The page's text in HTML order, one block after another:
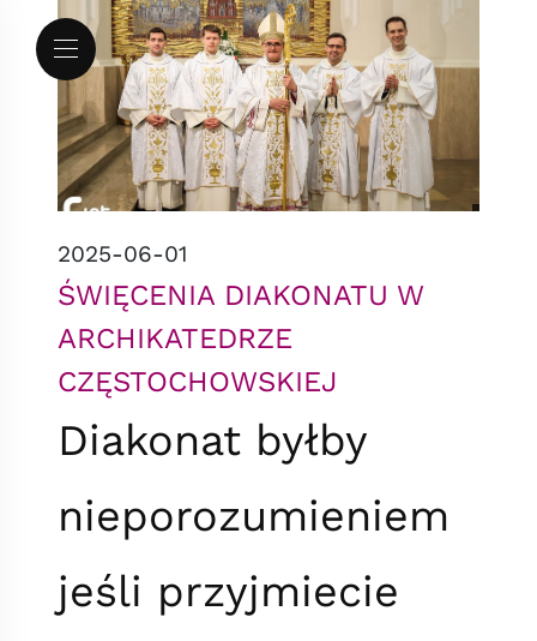
Przejdź do menu
Przejdź do treści
Mapa serwisu
2025-06-01
ŚWIĘCENIA DIAKONATU W
ARCHIKATEDRZE
CZĘSTOCHOWSKIEJ
Diakonat byłby
nieporozumieniem
jeśli przyjmiecie